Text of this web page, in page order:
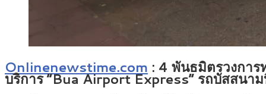
Onlinenewstime.com : 4 พันธมิตรวงการ
บริการ “Bua Airport Express” รถบัสสน